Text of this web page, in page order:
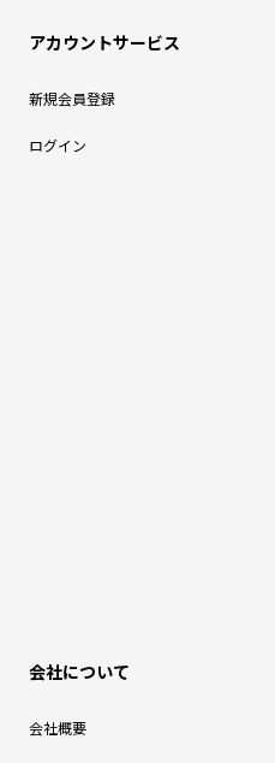
アカウントサービス
新規会員登録
ログイン
会社について
会社概要